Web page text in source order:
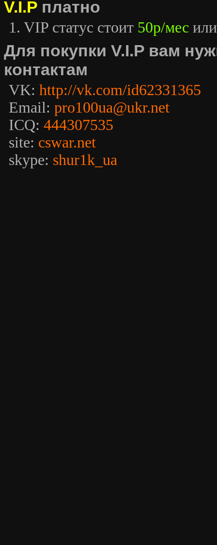
V.I.P платно
1. VIP статус стоит 50р/мес
Для покупки V.I.P вам
контактам
VK: http://vk.com/id62331365
Email: pro100ua@ukr.net
ICQ: 444307535
site: cswar.net
skype: shur1k_ua